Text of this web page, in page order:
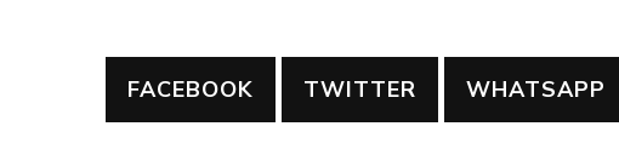
FACEBOOK TWITTER WHATSAPP